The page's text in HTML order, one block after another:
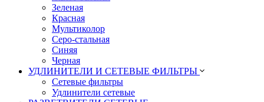
Зеленая
Красная
Мультиколор
Серо-стальная
Синяя
Черная
УДЛИНИТЕЛИ И СЕТЕВЫЕ ФИЛЬТРЫ
Сетевые фильтры
Удлинители сетевые